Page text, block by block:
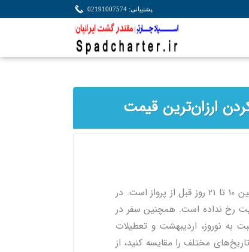
پشتیبانی: 02191007574
ارزان‌ترین قیمت
اگر به دنبال ارزان‌ترین بلیط تهران شیراز هستید، بهترین زمان خرید معمولاً بین 10 تا 21 روز قبل از پرواز است. در
رخ نداده است. همچنین سفر در
به نوروز، اردیبهشت و تعطیلات
مختلف را مقایسه کنید، از